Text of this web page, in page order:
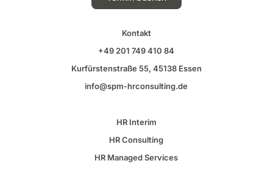
Kontakt
+49 201 749 410 84
Kurfürstenstraße 55, 45138 Essen
info@spm-hrconsulting.de
HR Interim
HRConsulting
HR Managed Services